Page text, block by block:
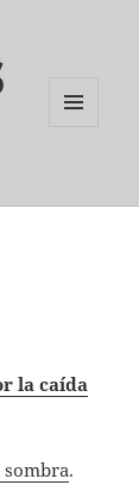
la caída
sombra.